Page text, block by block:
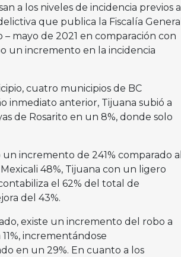
a los niveles de incidencia previos a
que publica la Fiscalía General
mayo de 2021 en comparación con
un incremento en la incidencia
cuatro municipios de BC
inmediato anterior, Tijuana subió a
de Rosarito en un 8%, donde solo
incremento de 241% comparado al
48%, Tijuana con un ligero
el 62% del total de
del 43%.
existe un incremento del robo a
incrementándose
en un 29%. En cuanto a los